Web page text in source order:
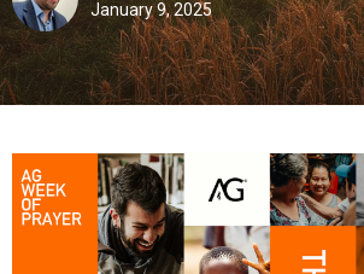
January 9, 2025